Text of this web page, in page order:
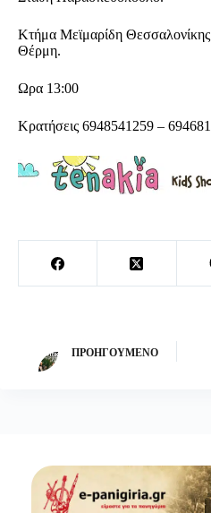
Κτήμα Μεϊμαρίδη
Θέρμη.
Ωρα 13:00
Κρατήσεις 6948541259 –
ΠΡΟΗΓΟΎΜΕΝΟ